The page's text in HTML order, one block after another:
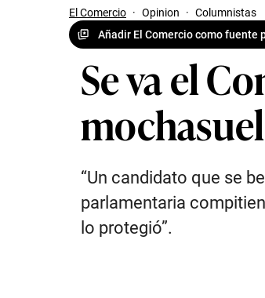
El Comercio · Opinion · Columnistas
Añadir El Comercio como fuente
Se va el
“Un candidato que se
parlamentaria
lo protegió”.